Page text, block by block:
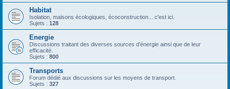
Habitat
Isolation, maisons écologiques, écoconstruction... c'est ici.
Sujets : 128
Energie
Discussions traitant des diverses sources d'énergie ainsi que de leur
efficacité.
Sujets : 800
Transports
Forum dédié aux discussions sur les moyens de transport.
Sujets : 327